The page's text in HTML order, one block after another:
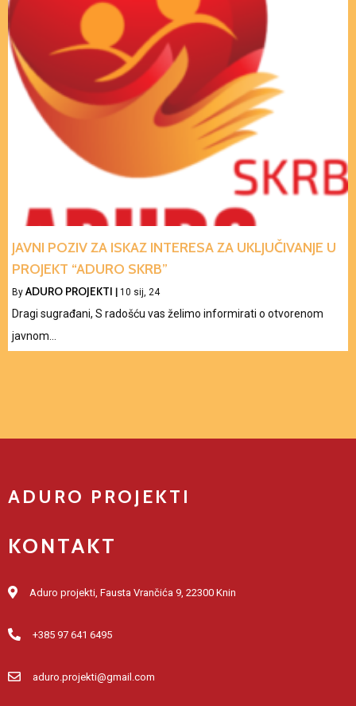
JAVNI POZIV ZA ISKAZ INTERESA ZA UKLJUČIVANJE U
PROJEKT “ADURO SKRB”
By ADURO PROJEKTI | 10 sij, 24
Dragi sugrađani, S radošću vas želimo informirati o otvorenom
javnom…
ADURO PROJEKTI
KONTAKT
Aduro projekti, Fausta Vrančića 9, 22300 Knin
+385 97 641 6495
aduro.projekti@gmail.com